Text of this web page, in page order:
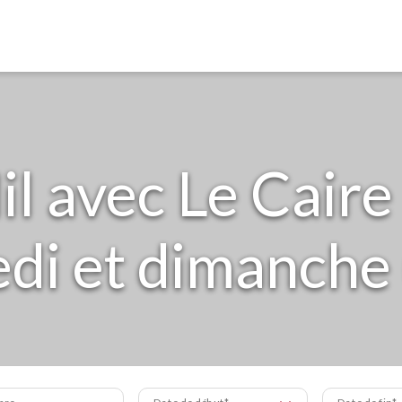
avec Le
et